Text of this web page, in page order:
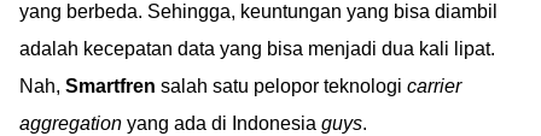
yang berbeda. Sehingga, keuntungan yang bisa diambil
adalah kecepatan data yang bisa menjadi dua kali lipat.
Nah, Smartfren salah satu pelopor teknologi carrier
aggregation yang ada di Indonesia guys.